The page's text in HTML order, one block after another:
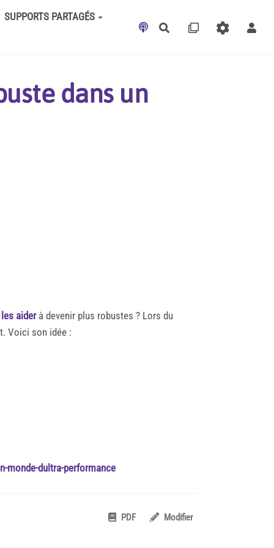
SUPPORTS PARTAGÉS
Rechercher
dans un
aiderà devenir plus robustes ? Lors du
Voici son idée :
monde-dultra-performance
PDF Modifier